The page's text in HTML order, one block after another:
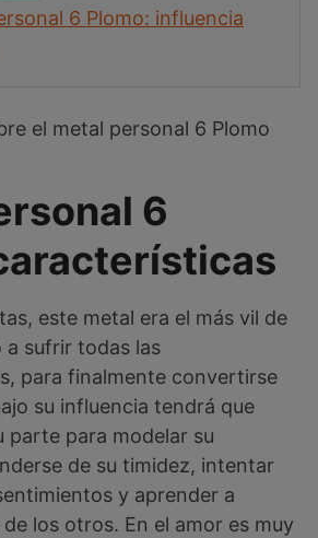
6 Plomo: influencia
el metal personal 6 Plomo
6
este metal era el más vil de
sufrir todas las
para finalmente convertirse
su influencia tendrá que
parte para modelar su
de su timidez, intentar
y aprender a
los otros. En el amor es muy